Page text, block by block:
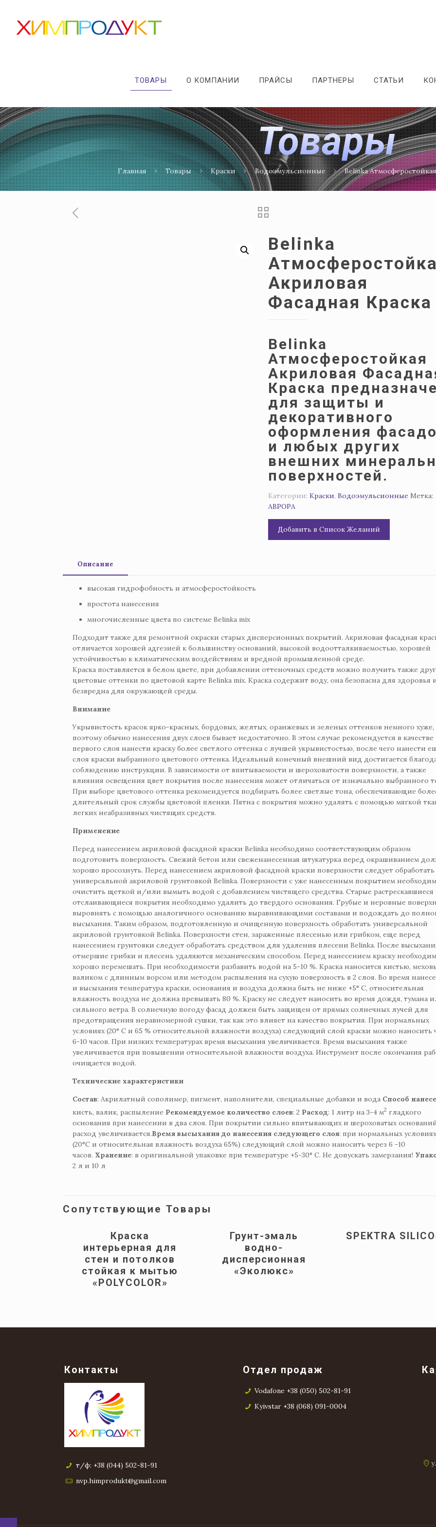
ТОВАРЫ О КОМПАНИИ ПРАЙСЫ ПАРТНЕРЫ СТАТЬИ
Товары
Главная Товары Краски Водоэмульсионные Belinka
Belinka
Акриловая
Фасадная Краска
Belinka
Атмосферостойкая
Акриловая
Краска
для защиты и
декоративного
оформления
и любых других
внешних
поверхностей.
Категории:Краски,Водоэмульсионные Метка:
АВРОРА
Добавить в Список Желаний
Описание
высокая гидрофобность и атмосферостойкость
простота нанесения
многочисленные цвета по системе Belinka mix
Подходит также для ремонтной окраски старых дисперсионных покрытий. Акриловая фасадная
отличается хорошей адгезией к большинству оснований, высокой водоотталкиваемостью, хорошей
устойчивостью к климатическим воздействиям и вредной промышленной среде.
Краска поставляется в белом цвете, при добавлении оттеночных средств можно получить также
цветовые оттенки по цветовой карте Belinka mix. Краска содержит воду, она безопасна для здоровья
безвредна для окружающей среды.
Внимание
Укрывистость красок ярко-красных, бордовых, желтых, оранжевых и зеленых оттенков немного хуже,
поэтому обычно нанесения двух слоев бывает недостаточно. В этом случае рекомендуется в качестве
первого слоя нанести краску более светлого оттенка с лучшей укрывистостью, после чего нанести
слоя краски выбранного цветового оттенка. Идеальный конечный внешний вид достигается
соблюдению инструкции. В зависимости от впитываемости и шероховатости поверхности, а также
влияния освещения цвет покрытия после нанесения может отличаться от изначально выбранного
При выборе цветового оттенка рекомендуется подбирать более светлые тона, обеспечивающие
длительный срок службы цветовой пленки. Пятна с покрытия можно удалять с помощью мягкой
легких неабразивных чистящих средств.
Применение
Перед нанесением акриловой фасадной краски Belinka необходимо соответствующим образом
подготовить поверхность. Свежий бетон или свеженанесенная штукатурка перед окрашиванием
хорошо просохнуть. Перед нанесением акриловой фасадной краски поверхности следует обработать
универсальной акриловой грунтовкой Belinka. Поверхности с уже нанесенным покрытием
очистить щеткой и/или вымыть водой с добавлением чистящего средства. Старые
отслаивающиеся покрытия необходимо удалить до твердого основания. Грубые и неровные
выровнять с помощью аналогичного основанию выравнивающими составами и подождать до
высыхания. Таким образом, подготовленную и очищенную поверхность обработать универсальной
акриловой грунтовкой Belinka. Поверхности стен, зараженные плесенью или грибком, еще перед
нанесением грунтовки следует обработать средством для удаления плесени Belinka. После
отмершие грибки и плесень удаляются механическим способом. Перед нанесением краску
хорошо перемешать. При необходимости разбавить водой на 5-10 %. Краска наносится кистью,
валиком с длинным ворсом или методом распыления на сухую поверхность в 2 слоя. Во время
и высыхания температура краски, основания и воздуха должна быть не ниже +5° C, относительная
влажность воздуха не должна превышать 80 %. Краску не следует наносить во время дождя, тумана
сильного ветра. В солнечную погоду фасад должен быть защищен от прямых солнечных лучей для
предотвращения неравномерной сушки, так как это влияет на качество покрытия. При нормальных
условиях (20° C и 65 % относительной влажности воздуха) следующий слой краски можно наносить
6-10 часов. При низких температурах время высыхания увеличивается. Время высыхания также
увеличивается при повышении относительной влажности воздуха. Инструмент после окончания
очищается водой.
Технические характеристики
Состав: Акрилатный сополимер, пигмент, наполнители, специальные добавки и вода Способ
кисть, валик, распыление Рекомендуемое количество слоев: 2 Расход: 1 литр на 3-4 м2 гладкого
основания при нанесении в два слоя. При покрытии сильно впитывающих и шероховатых
расход увеличивается.Время высыхания до нанесения следующего слоя: при нормальных условиях
(20°C и относительная влажность воздуха 65%) следующий слой можно наносить через 6 -10
часов. Хранение: в оригинальной упаковке при температуре +5-30° C. Не допускать замерзания!
2 л и 10 л
Сопутствующие Товары
Краска
интерьерная для
стен и потолков
стойкая к мытью
«POLYCOLOR»
Грунт-эмаль
водно-
дисперсионная
«Эколюкс»
SPEKTRA
Контакты
т/ф: +38 (044) 502-81-91
nvp.himprodukt@gmail.com
Отдел продаж
Vodafone +38 (050) 502-81-91
Kyivstar +38 (068) 091-0004